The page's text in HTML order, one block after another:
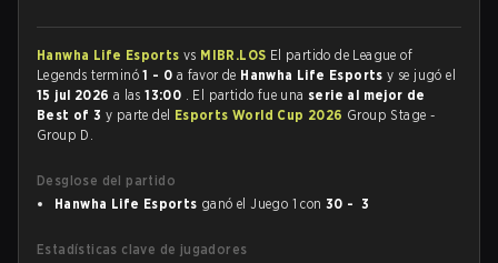
Hanwha Life Esports vs MIBR.LOS El partido de League of
Legends terminó1 - 0 a favor de Hanwha Life Esportsy se jugó el
15 jul 2026 a las13:00 . El partido fue una serie al mejor de
Best of 3y parte del Esports World Cup 2026 Group Stage -
Group D.
Desglose del partido
Hanwha Life Esports ganó el Juego 1 con30 - 3
Estadísticas clave de jugadores